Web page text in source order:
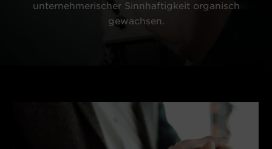
unternehmerischer Sinnhaftigkeit organisch
gewachsen.